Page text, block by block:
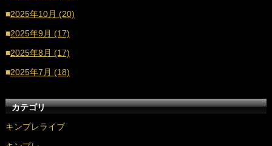
■2025年10月 (20)
■2025年9月 (17)
■2025年8月 (17)
■2025年7月 (18)
2025年5月 (17)
■2025年4月 (17)
カテゴリ
キンプレライブ